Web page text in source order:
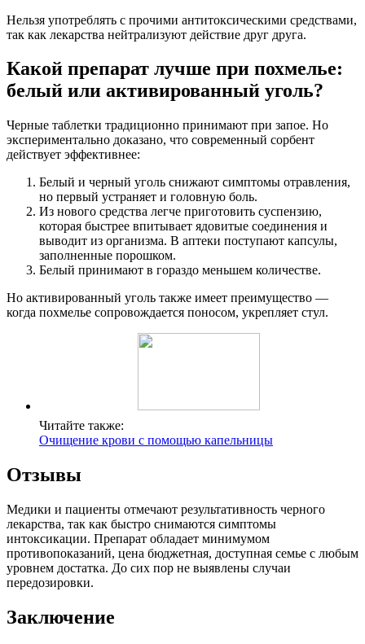
Нельзя употреблять с прочими антитоксическими средствами,
так как лекарства нейтрализуют действие друг друга.
Какой препарат лучше при похмелье:
белый или активированный уголь?
Черные таблетки традиционно принимают при запое. Но
экспериментально доказано, что современный сорбент
действует эффективнее:
Белый и черный уголь снижают симптомы отравления,
но первый устраняет и головную боль.
Из нового средства легче приготовить суспензию,
которая быстрее впитывает ядовитые соединения и
выводит из организма. В аптеки поступают капсулы,
заполненные порошком.
Белый принимают в гораздо меньшем количестве.
Но активированный уголь также имеет преимущество —
когда похмелье сопровождается поносом, укрепляет стул.
Читайте также:
Очищение крови с помощью капельницы
Отзывы
Медики и пациенты отмечают результативность черного
лекарства, так как быстро снимаются симптомы
интоксикации. Препарат обладает минимумом
противопоказаний, цена бюджетная, доступная семье с любым
уровнем достатка. До сих пор не выявлены случаи
передозировки.
Заключение